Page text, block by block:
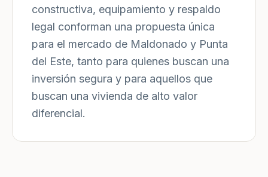
constructiva, equipamiento y respaldo
legal conforman una propuesta única
para el mercado de Maldonado y Punta
del Este, tanto para quienes buscan una
inversión segura y para aquellos que
buscan una vivienda de alto valor
diferencial.